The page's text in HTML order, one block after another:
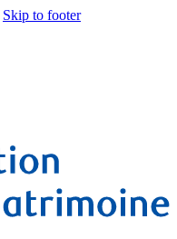
Skip to footer